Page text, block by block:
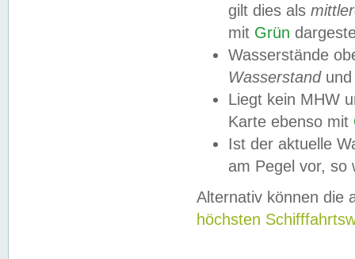
gilt dies als
mit Grün
Wasserstände
Wasserstandund
Liegt kein MHW
Karte ebenso mit
Ist der aktuelle
am Pegel vor,
Alternativ können die
höchsten